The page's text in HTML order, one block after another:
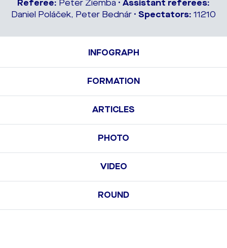
Referee: Peter Ziemba • Assistant referees:
Daniel Poláček, Peter Bednár • Spectators: 11210
INFOGRAPH
FORMATION
ARTICLES
PHOTO
VIDEO
ROUND